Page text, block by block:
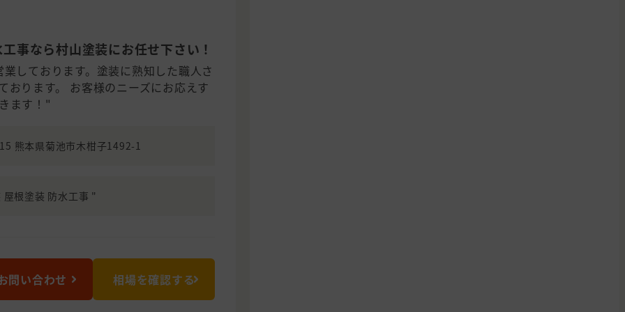
事なら村山塗装にお任せ下さい！
しております。塗装に熟知した職人さ
おります。 お客様のニーズにお応えす
ます！"
熊本県菊池市木柑子1492-1
根塗装 防水工事 "
問い合わせ 相場を確認する